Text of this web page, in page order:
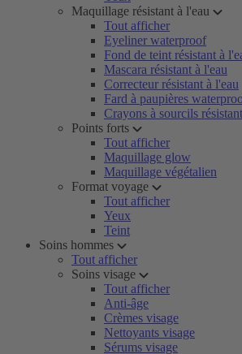
Maquillage résistant à l'eau
Tout afficher
Eyeliner waterproof
Fond de teint résistant à
Mascara résistant à l'eau
Correcteur résistant à l'eau
Fard à paupières
Crayons à sourcils
Points forts
Tout afficher
Maquillage glow
Maquillage végétalien
Format voyage
Tout afficher
Yeux
Teint
Soins hommes
Tout afficher
Soins visage
Tout afficher
Anti-âge
Crèmes visage
Nettoyants visage
Sérums visage